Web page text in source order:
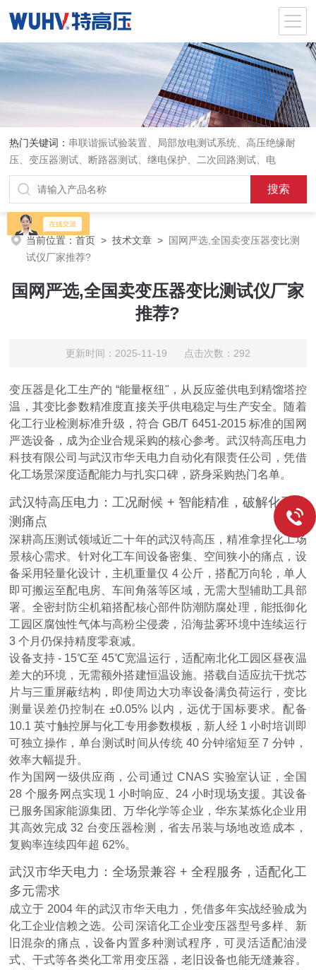
热门关键词： 串联谐振试验装置、局部放电测试系统、高压绝缘耐
压、变压器测试、断路器测试、继电保护、二次回路测试、电
当前位置：首页 >技术文章 > 国网严选,全国卖变压器变比测
试仪厂家推荐?
国网严选,全国卖变压器变比测试仪厂家
推荐?
更新时间：2025-11-19 点击次数：292
变压器是化工生产的 “能量枢纽"，从反应釜供电到精馏塔控
温，其变比参数精准度直接关乎供电稳定与生产安全。随着
化工行业检测标准升级，符合 GB/T 6451-2015 标准的国网
严选设备，成为企业合规采购的核心参考。武汉特高压电力
科技有限公司与武汉市华天电力自动化有限责任公司，凭借
化工场景深度适配能力与扎实口碑，跻身采购热门名单。
武汉特高压电力：工况耐候 + 智能精准，破解化工检
测痛点
深耕高压测试领域近二十年的武汉特高压，精准拿捏化工场
景核心需求。针对化工车间设备密集、空间狭小的痛点，设
备采用轻量化设计，主机重量仅 4 公斤，搭配万向轮，单人
即可搬运至配电房、车间角落等区域，无需大型辅助工具部
署。全密封防尘机箱搭配核心部件防潮防腐处理，能抵御化
工园区腐蚀性气体与高粉尘侵袭，沿海盐雾环境中连续运行
3 个月仍保持精度零衰减。
设备支持 - 15℃至 45℃宽温运行，适配南北化工园区昼夜温
差大的环境，无需额外搭建恒温设施。搭载自适应抗干扰芯
片与三重屏蔽结构，即使周边大功率设备满负荷运行，变比
测量误差仍控制在 ±0.05% 以内，远优于国标要求。配备
10.1 英寸触控屏与化工专用参数模板，新人经 1 小时培训即
可独立操作，单台测试时间从传统 40 分钟缩短至 7 分钟，
效率大幅提升。
作为国网一级供应商，公司通过 CNAS 实验室认证，全国
28 个服务网点实现 1 小时响应、24 小时现场支援。其设备
已服务国家能源集团、万华化学等企业，华东某炼化企业用
其高效完成 32 台变压器检测，省去吊装与场地改造成本，
复购率连续四年超 62%。
武汉市华天电力：全场景兼容 + 全程服务，适配化工
多元需求
成立于 2004 年的武汉市华天电力，凭借多年实战经验成为
化工企业信赖之选。公司深谙化工企业变压器型号多样、新
旧混杂的痛点，设备内置多种测试程序，可灵活适配油浸
式、干式等各类化工常用变压器，老旧设备也能无缝兼容。